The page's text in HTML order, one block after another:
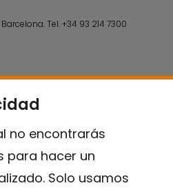
no encontrarás
para hacer un
Solo usamos
Barcelona.Tel.+34 93 214 7300